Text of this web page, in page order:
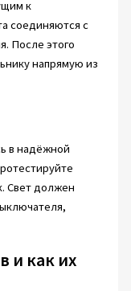
к
соединяются с
После этого
напрямую из
в надёжной
Свет должен
и как их